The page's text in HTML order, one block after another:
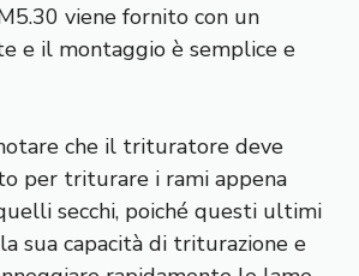
viene fornito con un
e il montaggio è semplice e
che il trituratore deve
per triturare i rami appena
secchi, poiché questi ultimi
sua capacità di triturazione e